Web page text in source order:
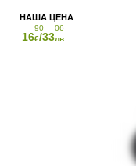
16
90
€/33
06
лв.